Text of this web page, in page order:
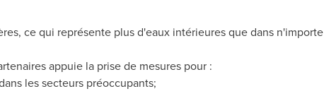
ce qui représente plus d'eaux intérieures que dans n'importe
appuie la prise de mesures pour :
les secteurs préoccupants;